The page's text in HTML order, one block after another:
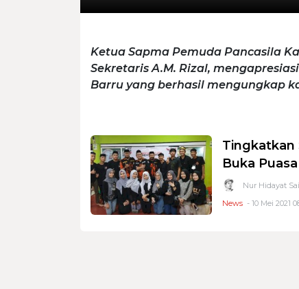
Ketua Sapma Pemuda Pancasila
Sekretaris A.M. Rizal,
Barru yang berhasil mengungkap
Tingkatkan
Buka
Nur Hidayat
News - 10 Mei 2021